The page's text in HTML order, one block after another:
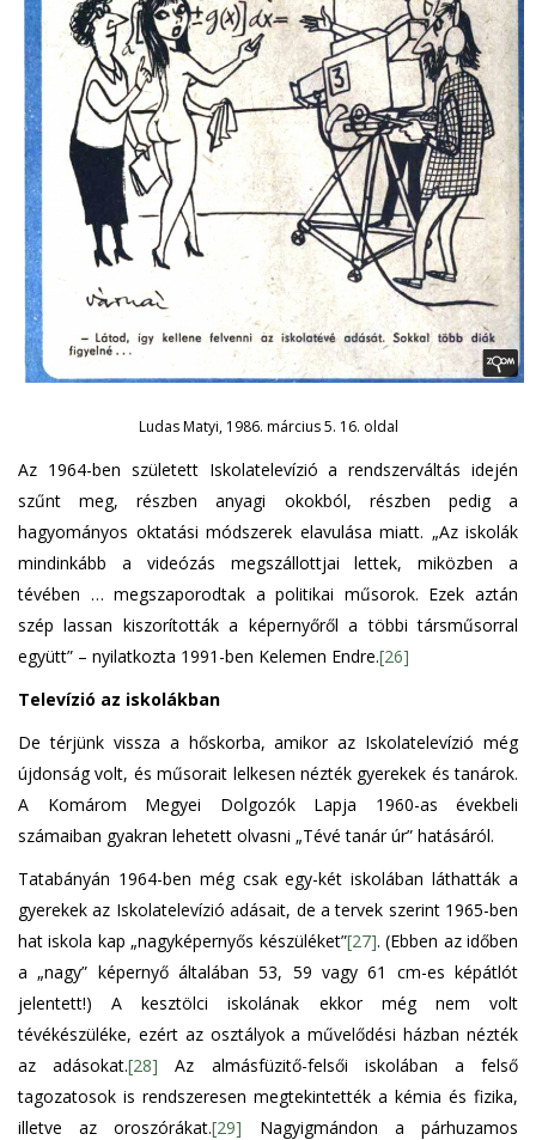
Ludas Matyi, 1986. március 5. 16. oldal
Az 1964-ben született Iskolatelevízió a rendszerváltás idején
szűnt meg, részben anyagi okokból, részben pedig a
hagyományos oktatási módszerek elavulása miatt. „Az iskolák
mindinkább a videózás megszállottjai lettek, miközben a
tévében … megszaporodtak a politikai műsorok. Ezek aztán
szép lassan kiszorították a képernyőről a többi társműsorral
együtt” – nyilatkozta 1991-ben Kelemen Endre.[26]
Televízió az iskolákban
De térjünk vissza a hőskorba, amikor az Iskolatelevízió még
újdonság volt, és műsorait lelkesen nézték gyerekek és tanárok.
A Komárom Megyei Dolgozók Lapja 1960-as évekbeli
számaiban gyakran lehetett olvasni „Tévé tanár úr” hatásáról.
Tatabányán 1964-ben még csak egy-két iskolában láthatták a
gyerekek az Iskolatelevízió adásait, de a tervek szerint 1965-ben
hat iskola kap „nagyképernyős készüléket”[27]. (Ebben az időben
a „nagy” képernyő általában 53, 59 vagy 61 cm-es képátlót
jelentett!) A kesztölci iskolának ekkor még nem volt
tévékészüléke, ezért az osztályok a művelődési házban nézték
az adásokat.[28] Az almásfüzitő-felsői iskolában a felső
tagozatosok is rendszeresen megtekintették a kémia és fizika,
illetve az oroszórákat.[29] Nagyigmándon a párhuzamos